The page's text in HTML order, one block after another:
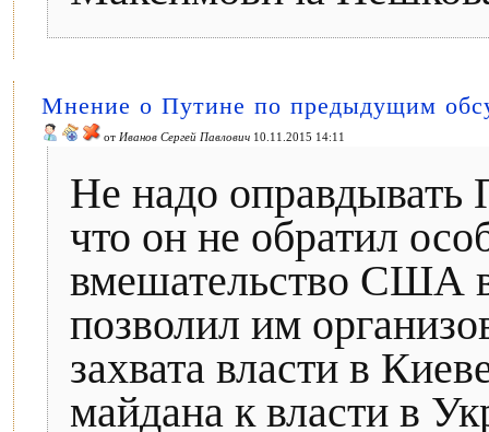
Мнение о Путине по предыдущим
от Иванов Сергей Павлович 10.11.2015 14:11
Не надо оправдывать
что он не обратил
вмешательство США
позволил им
захвата власти в
майдана к власти в